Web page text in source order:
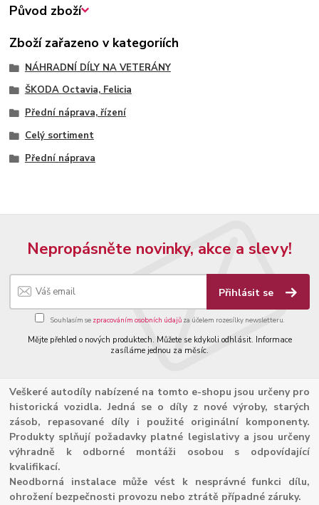
Původ zboží
Zboží zařazeno v kategoriích
NÁHRADNÍ DÍLY NA VETERÁNY
ŠKODA Octavia, Felicia
Přední náprava, řízení
Celý sortiment
Přední náprava
Nepropásněte novinky, akce a slevy!
Přihlásit se
Souhlasím se zpracováním osobních údajůza účelem rozesílky newsletteru.
Mějte přehled o nových produktech. Můžete se kdykoli odhlásit. Informace
zasíláme jednou za měsíc.
Veškeré autodíly nabízené na tomto e-shopu jsou určeny pro
historická vozidla. Jedná se o díly z nové výroby, starých
zásob, repasované díly i použité originální komponenty.
Produkty splňují požadavky platné legislativy a jsou určeny
výhradně k odborné montáži osobou s odpovídající
kvalifikací.
Neodborná instalace může vést k nesprávné funkci dílu,
ohrožení bezpečnosti provozu nebo ztrátě případné záruky.